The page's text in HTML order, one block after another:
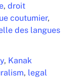
, droit
coutumier,
des langues
, Kanak
, legal